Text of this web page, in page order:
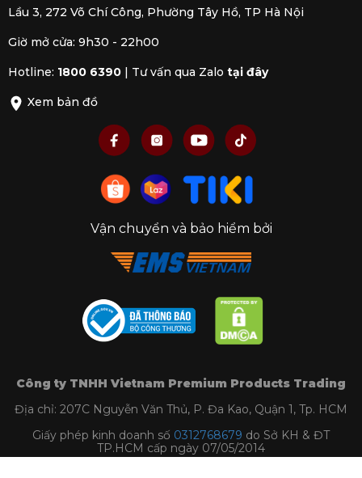
Lầu 3, 272 Võ Chí Công, Phường Tây Hồ, TP Hà Nội
Giờ mở cửa: 9h30 - 22h00
Hotline: 1800 6390 Tư vấn qua Zalo tại đây
Xem bản đồ
Vận chuyển và bảo hiểm bởi
Công ty TNHH Vietnam Premium Products Trading
Địa chỉ: 207C Nguyễn Văn Thủ, P. Đa Kao, Quận 1, Tp. HCM
Giấy phép kinh doanh số 0312768679 do Sở KH & ĐT
TP.HCM cấp ngày 07/05/2014